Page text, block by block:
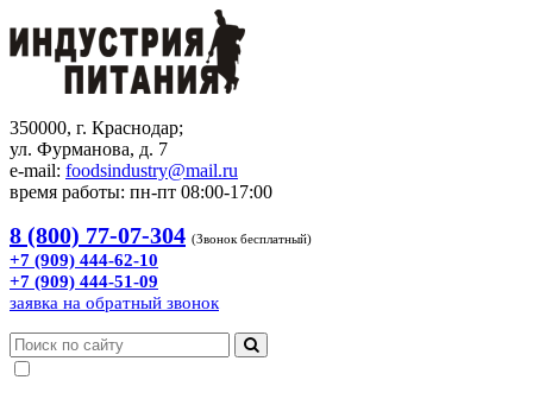
350000, г. Краснодар;
ул. Фурманова, д. 7
e-mail: foodsindustry@mail.ru
время работы: пн-пт 08:00-17:00
8 (800) 77-07-304 (Звонок бесплатный)
+7 (909) 444-62-10
+7 (909) 444-51-09
заявка на обратный звонок